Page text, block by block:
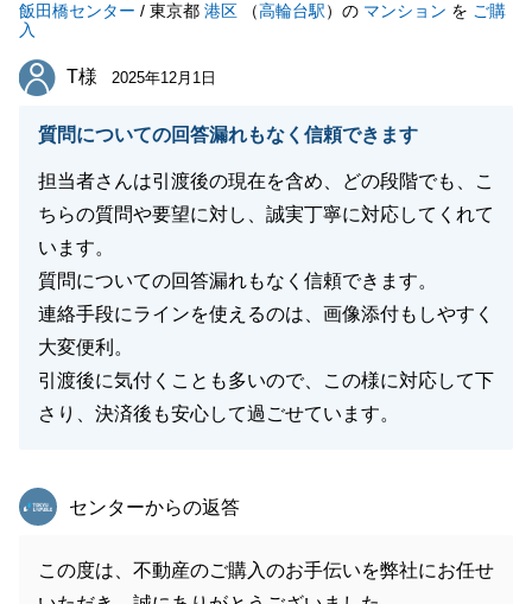
飯田橋センター / 東京都 港区 （高輪台駅）の マンション を ご購
入
T様
T様 2025年12月1日
質問についての回答漏れもなく信頼できます
担当者さんは引渡後の現在を含め、どの段階でも、こ
ちらの質問や要望に対し、誠実丁寧に対応してくれて
います。
質問についての回答漏れもなく信頼できます。
連絡手段にラインを使えるのは、画像添付もしやすく
大変便利。
引渡後に気付くことも多いので、この様に対応して下
さり、決済後も安心して過ごせています。
東急リバブル
センターからの返答
この度は、不動産のご購入のお手伝いを弊社にお任せ